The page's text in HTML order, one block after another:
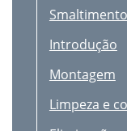
Smaltimento
Introdução
Montagem
Limpeza e